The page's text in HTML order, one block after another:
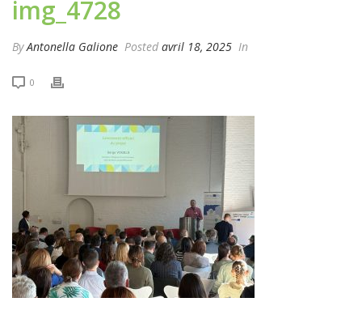
img_4728
ByAntonella Galione Posted avril 18, 2025 In
0